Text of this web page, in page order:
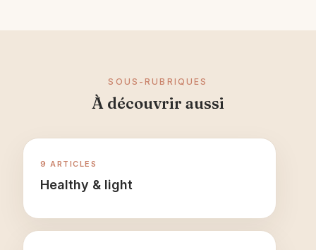
SOUS-RUBRIQUES
À découvrir aussi
9 ARTICLES
Healthy & light